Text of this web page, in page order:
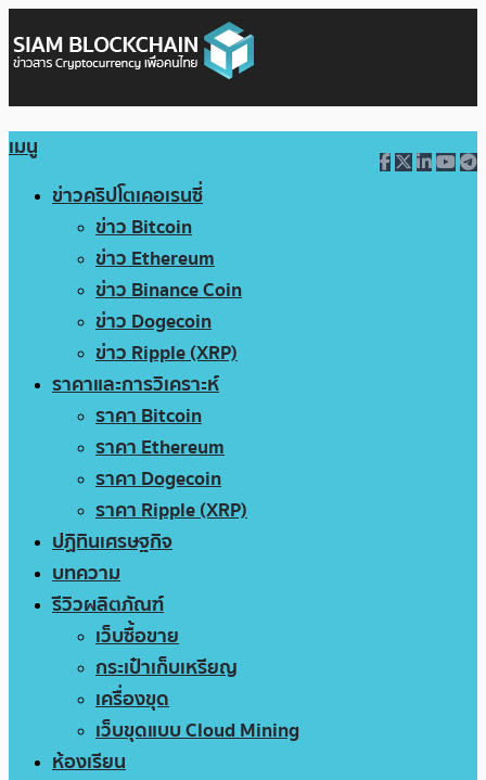
เมนู
ข่าวคริปโตเคอเรนซี่
ข่าว Bitcoin
ข่าว Ethereum
ข่าว Binance Coin
ข่าว Dogecoin
ข่าว Ripple (XRP)
ราคาและการวิเคราะห์
ราคา Bitcoin
ราคา Ethereum
ราคา Dogecoin
ราคา Ripple (XRP)
ปฏิทินเศรษฐกิจ
บทความ
รีวิวผลิตภัณฑ์
เว็บซื้อขาย
กระเป๋าเก็บเหรียญ
เครื่องขุด
เว็บขุดแบบ Cloud Mining
ห้องเรียน